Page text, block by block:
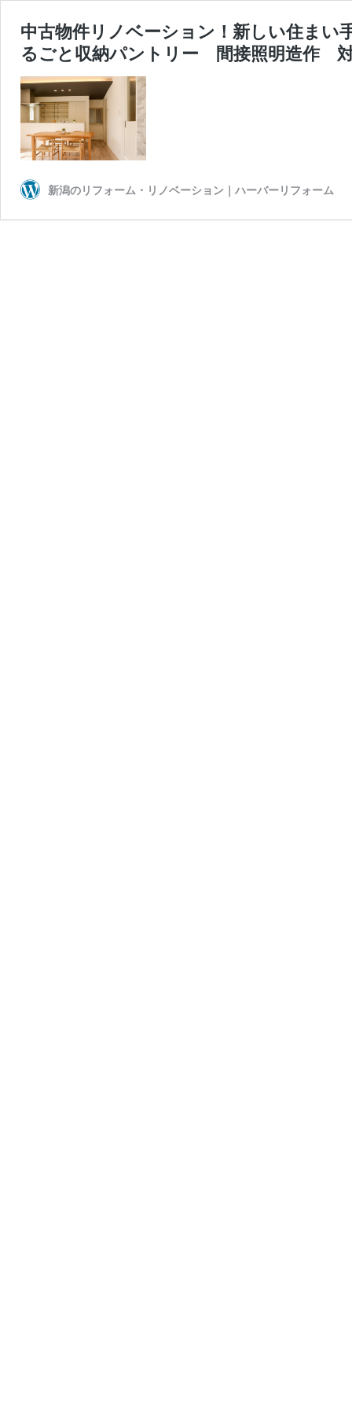
中古物件リノベーション！新しい住ま
るごと収納パントリー 間接照明造作
新潟のリフォーム・リノベーション｜ハーバーリフォーム